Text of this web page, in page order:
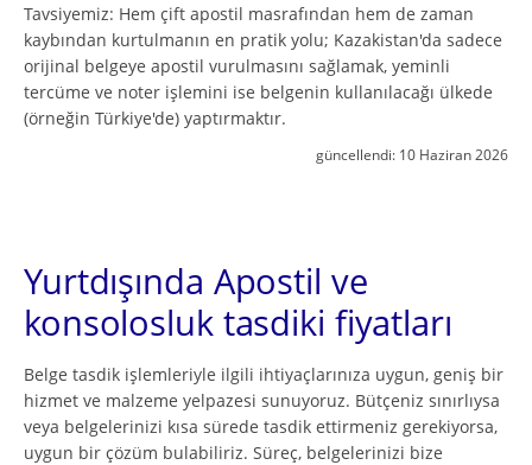
Tavsiyemiz: Hem çift apostil masrafından hem de zaman
kaybından kurtulmanın en pratik yolu; Kazakistan'da sadece
orijinal belgeye apostil vurulmasını sağlamak, yeminli
tercüme ve noter işlemini ise belgenin kullanılacağı ülkede
(örneğin Türkiye'de) yaptırmaktır.
güncellendi: 10 Haziran 2026
Yurtdışında Apostil ve
konsolosluk tasdiki fiyatları
Belge tasdik işlemleriyle ilgili ihtiyaçlarınıza uygun, geniş bir
hizmet ve malzeme yelpazesi sunuyoruz. Bütçeniz sınırlıysa
veya belgelerinizi kısa sürede tasdik ettirmeniz gerekiyorsa,
uygun bir çözüm bulabiliriz. Süreç, belgelerinizi bize